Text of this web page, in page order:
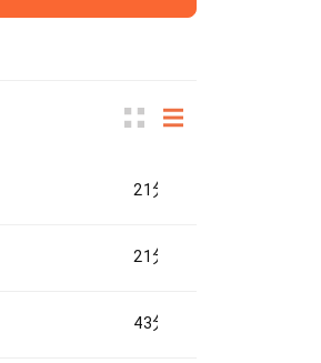
21分鐘
21分鐘
43分鐘